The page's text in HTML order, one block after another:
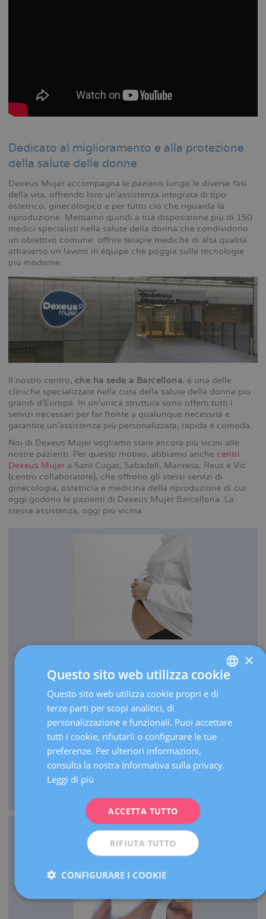
Dedicato al miglioramento e alla protezione
della salute delle donne
Dexeus Mujer accompagna le pazienti lungo le diverse fasi
della vita, offrendo loro un’assistenza integrata di tipo
ostetrico, ginecologico e per tutto ciò che riguarda la
riproduzione. Mettiamo quindi a tua disposizione più di 150
medici specialisti nella salute della donna che condividono
un obiettivo comune: offrire terapie mediche di alta qualità
attraverso un lavoro in équipe che poggia sulle tecnologie
più moderne.
Il nostro centro, che ha sede a Barcellona, è una delle
cliniche specializzate nella cura della salute della donna più
grandi d’Europa. In un’unica struttura sono offerti tutti i
servizi necessari per far fronte a qualunque necessità e
garantire un’assistenza più personalizzata, rapida e comoda.
Noi di Dexeus Mujer vogliamo stare ancora più vicini alle
nostre pazienti. Per questo motivo, abbiamo anche centri
Dexeus Mujer a Sant Cugat, Sabadell, Manresa, Reus e Vic
(centro collaboratore), che offrono gli stessi servizi di
ginecologia, ostetricia e medicina della riproduzione di cui
oggi godono le pazienti di Dexeus Mujer Barcellona. La
stessa assistenza, oggi più vicina.
OSTETRICIA
Ogni anno facciamo nascere più di 3.000 bambini.
Annualmente, effettuiamo più di 30.000 ecografie in
corso di gravidanza.
In quanto centro di riferimento, eseguiamo oltre 3.000
visite l’anno per gravidanze ad alto rischio.
Disponiamo di un’Unità di terapia intensiva (UTI)
neonatale di terzo livello in grado di far fronte a parti
SPANISH
DEUTSCH
×
Questo sito web utilizza cookie
Questo sito web utilizza cookie propri e di
terze parti per scopi analitici, di
personalizzazione e funzionali. Puoi accettare
tutti i cookie, rifiutarli o configurare le tue
preferenze. Per ulteriori informazioni,
consulta la nostra Informativa sulla privacy.
Leggi di più
ACCETTA TUTTO
RIFIUTA TUTTO
CONFIGURARE I COOKIE